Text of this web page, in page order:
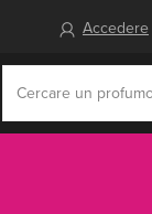
Accedere